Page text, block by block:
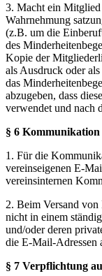
3. Macht ein Mitglied
Wahrnehmung
(z.B. um die
des
Kopie der
als Ausdruck oder
das
abzugeben, dass
verwendet und nach
§ 6
1. Für die
vereinseigenen E-
vereinsinternen
2. Beim Versand
nicht in einem
und/oder deren
die E-Mail-Adressen
§ 7 Verpflichtung